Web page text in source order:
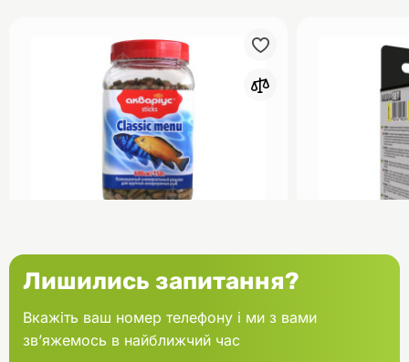
банка 150 г
В кошик
Aquael
Лишились запитання?
Вкажіть ваш номер телефону і ми з вами
зв’яжемось в найближчий час